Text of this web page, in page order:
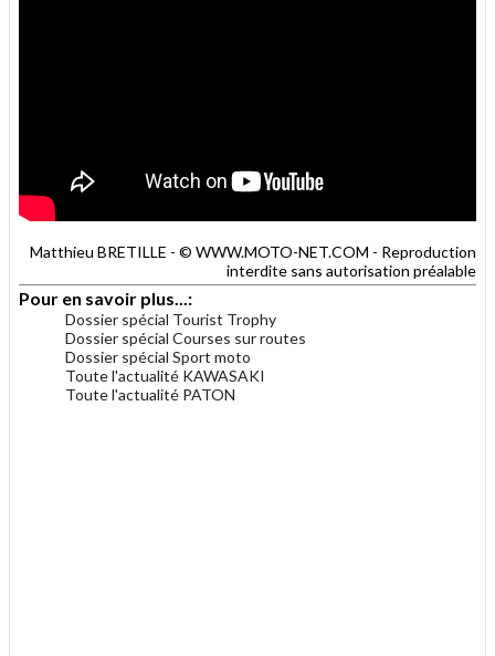
Matthieu BRETILLE - © WWW.MOTO-NET.COM - Reproduction
interdite sans autorisation préalable
Pour en savoir plus...:
Dossier spécial Tourist Trophy
Dossier spécial Courses sur routes
Dossier spécial Sport moto
Toute l'actualité KAWASAKI
Toute l'actualité PATON